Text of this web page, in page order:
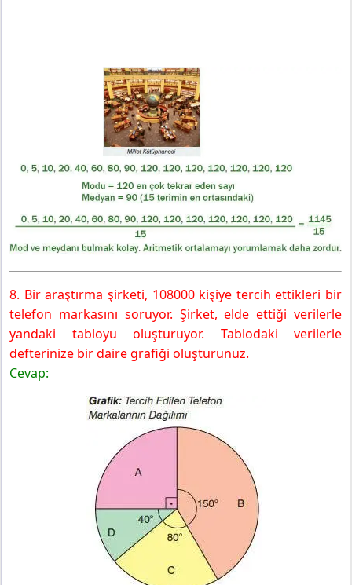
8. Bir araştırma şirketi, 108000 kişiye tercih ettikleri bir
telefon markasını soruyor. Şirket, elde ettiği verilerle
yandaki tabloyu oluşturuyor. Tablodaki verilerle
defterinize bir daire grafiği oluşturunuz.
Cevap: